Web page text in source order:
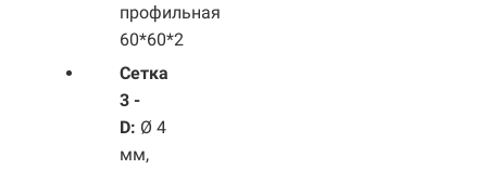
профильная
60*60*2
Сетка
3 -
D: Ø 4
мм,